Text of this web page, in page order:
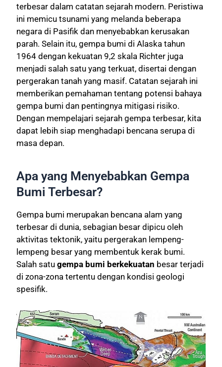
terbesar dalam catatan sejarah modern. Peristiwa
ini memicu tsunami yang melanda beberapa
negara di Pasifik dan menyebabkan kerusakan
parah. Selain itu, gempa bumi di Alaska tahun
1964 dengan kekuatan 9,2 skala Richter juga
menjadi salah satu yang terkuat, disertai dengan
pergerakan tanah yang masif. Catatan sejarah ini
memberikan pemahaman tentang potensi bahaya
gempa bumi dan pentingnya mitigasi risiko.
Dengan mempelajari sejarah gempa terbesar, kita
dapat lebih siap menghadapi bencana serupa di
masa depan.
Apa yang Menyebabkan Gempa
Bumi Terbesar?
Gempa bumi merupakan bencana alam yang
terbesar di dunia, sebagian besar dipicu oleh
aktivitas tektonik, yaitu pergerakan lempeng-
lempeng besar yang membentuk kerak bumi.
Salah satugempa bumi berkekuatan besar terjadi
di zona-zona tertentu dengan kondisi geologi
spesifik.